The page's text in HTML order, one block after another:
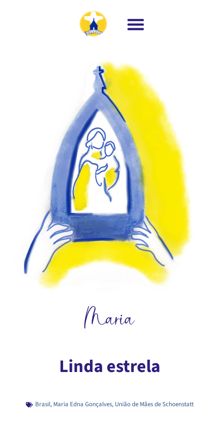
Maria
Linda estrela
Brasil, Maria Edna Gonçalves, União de Mães de Schoenstatt